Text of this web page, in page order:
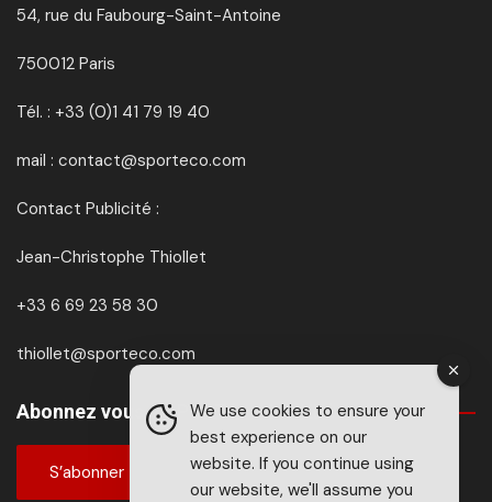
54, rue du Faubourg-Saint-Antoine
750012 Paris
Tél. : +33 (0)1 41 79 19 40
mail : contact@sporteco.com
Contact Publicité :
Jean-Christophe Thiollet
+33 6 69 23 58 30
thiollet@sporteco.com
Abonnez vous à SPORTéco & BIKEéco
S’abonner
We use cookies to ensure your
best experience on our
website. If you continue using
our website, we'll assume you